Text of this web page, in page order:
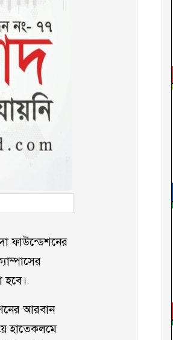
ফাউন্ডেশনের
হবে।
আরবান
হাতেকলমে